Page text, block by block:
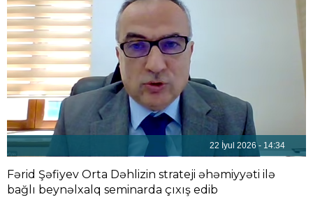
22 İyul 2026 - 14:34
Fərid Şəfiyev Orta Dəhlizin strateji əhəmiyyəti ilə
bağlı beynəlxalq seminarda çıxış edib